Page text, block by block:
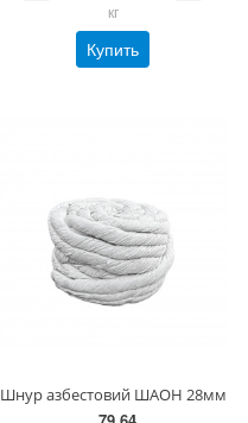
кг
Купить
Шнур азбестовий ШАОН 28мм